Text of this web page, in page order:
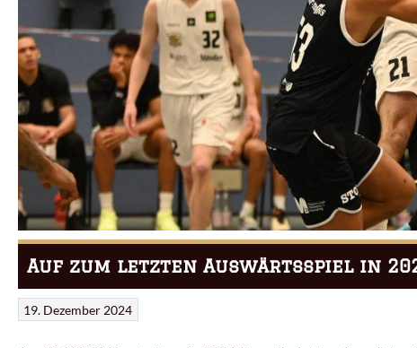
Auf zum letzten Auswärtsspiel in
19. Dezember 2024